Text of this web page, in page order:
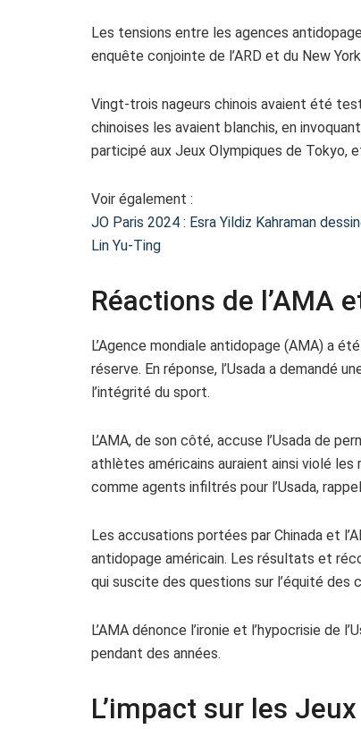
Les tensions entre les agences
enquête conjointe de l’ARD et du New
Vingt-trois nageurs chinois avaient été
chinoises les avaient blanchis, en
participé aux Jeux Olympiques de Tokyo,
Voir également :
JO Paris 2024 : Esra Yildiz Kahraman
Lin Yu-Ting
Réactions de l’AMA
L’Agence mondiale antidopage (AMA) a
réserve. En réponse, l’Usada a demandé
l’intégrité du sport.
L’AMA, de son côté, accuse l’Usada de
athlètes américains auraient ainsi violé
comme agents infiltrés pour l’Usada,
Les accusations portées par Chinada et
antidopage américain. Les résultats et
qui suscite des questions sur l’équité des
L’AMA dénonce l’ironie et l’hypocrisie de
pendant des années.
L’impact sur les